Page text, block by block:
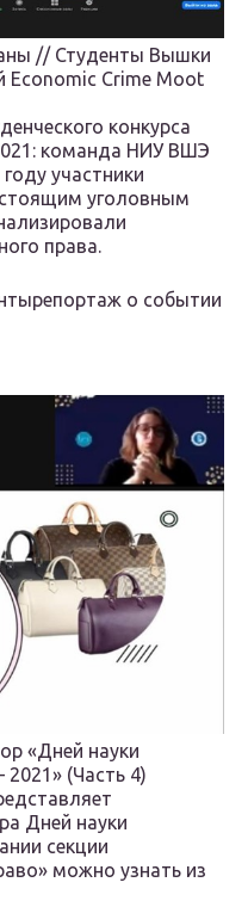
// Студенты Вышки
Economic Crime Moot
конкурса
команда НИУ ВШЭ
участники
уголовным
права.
о событии
«Дней науки
(Часть 4)
Дней науки
секции
можно узнать из